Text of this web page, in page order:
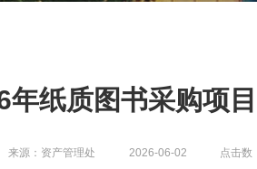
年纸质图书采购项
来源：资产管理处 2026-06-02 点击数